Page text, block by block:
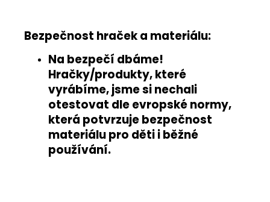
Bezpečnost hraček a materiálu:
Na bezpečí dbáme!
Hračky/produkty, které
vyrábíme, jsme si nechali
otestovat dle evropské normy,
která potvrzujebezpečnost
materiálu pro děti i běžné
používání.